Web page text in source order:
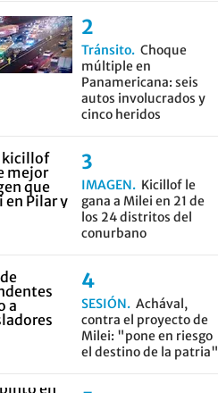
Tránsito Choque
múltiple en
Panamericana: seis
autos involucrados y
cinco heridos
IMAGEN
Kicillof le
gana a Milei en 21 de
los 24 distritos del
conurbano
SESIÓN
Achával,
contra el proyecto de
Milei: "pone en riesgo
el destino de la patria"